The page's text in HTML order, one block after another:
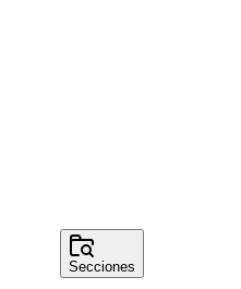
Secciones